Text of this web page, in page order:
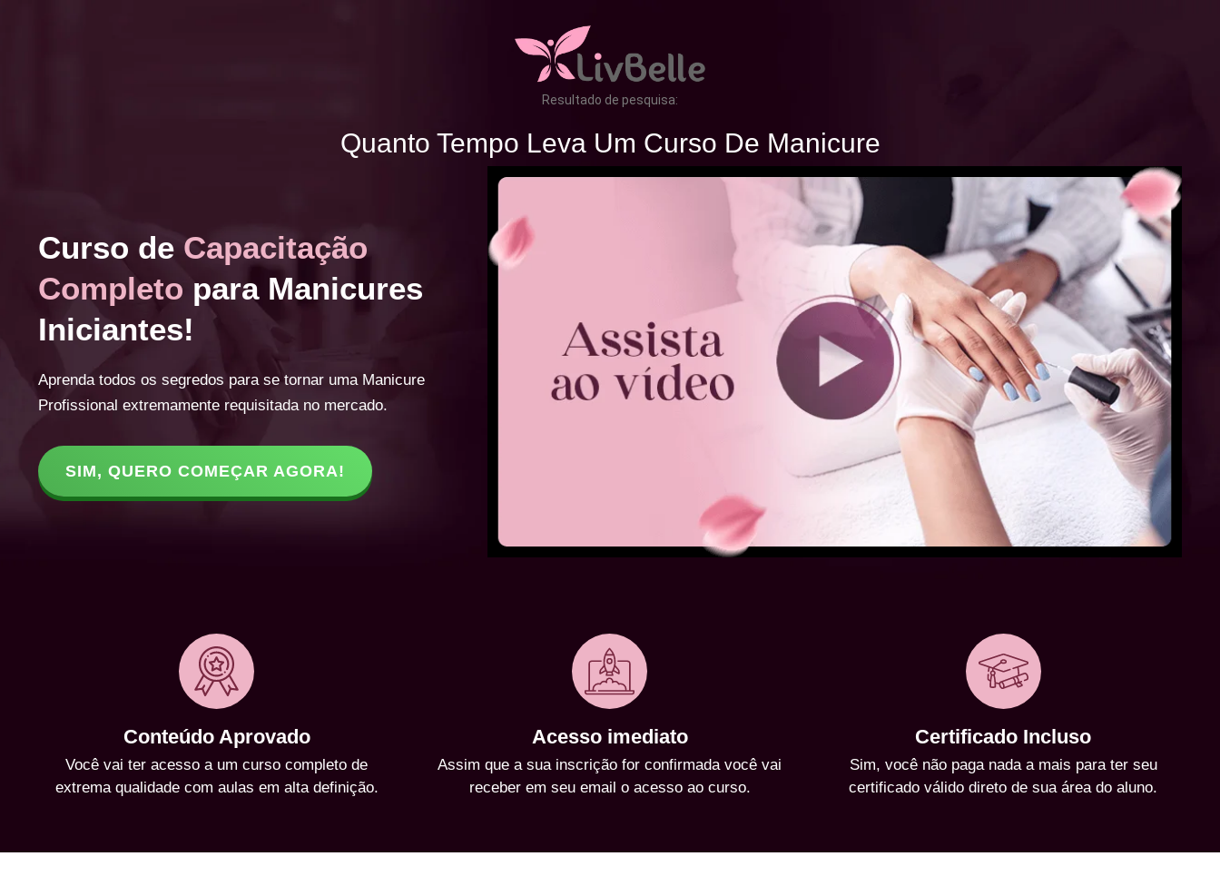
Resultado de pesquisa:
Quanto Tempo Leva Um Curso De Manicure
Curso de Capacitação
Completo para Manicures
Iniciantes!
Aprenda todos os segredos para se tornar uma Manicure
Profissional extremamente requisitada no mercado.
SIM, QUERO COMEÇAR AGORA!
Conteúdo Aprovado
Você vai ter acesso a um curso completo de
extrema qualidade com aulas em alta definição.
Acesso imediato
Assim que a sua inscrição for confirmada você vai
receber em seu email o acesso ao curso.
Certificado Incluso
Sim, você não paga nada a mais para ter seu
certificado válido direto de sua área do aluno.